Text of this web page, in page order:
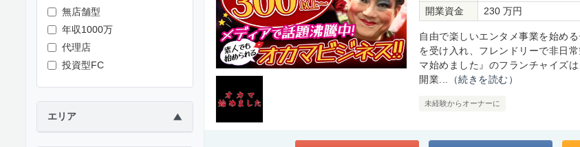
無店舗型
年収1000万
代理店
投資型FC
エリア ▶
開業資金
230 万円
自由で楽しいエンタメ事業を始め
を受け入れ、フレンドリーで非日
マ始めました』のフランチャイズ
開業...
（続きを読む）
未経験からオーナーに